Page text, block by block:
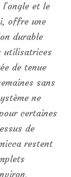
et le
offre une
durable
utilisatrices
de tenue
sans
ne
certaines
de
restent